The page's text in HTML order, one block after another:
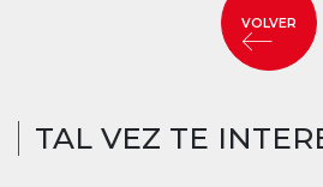
VOLVER
TAL VEZ TE